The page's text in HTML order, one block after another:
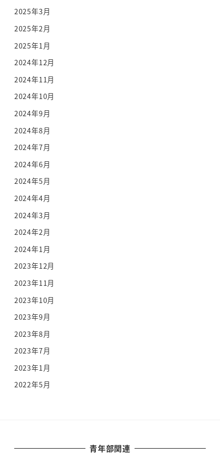
2025年3月
2025年2月
2025年1月
2024年12月
2024年11月
2024年10月
2024年9月
2024年8月
2024年7月
2024年6月
2024年5月
2024年4月
2024年3月
2024年2月
2024年1月
2023年12月
2023年11月
2023年10月
2023年9月
2023年8月
2023年7月
2023年1月
2022年5月
青年部関連